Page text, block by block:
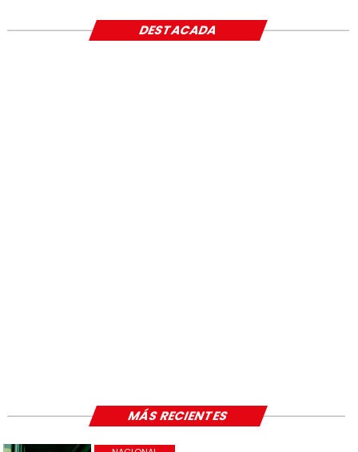
DESTACADA
MÁS RECIENTES